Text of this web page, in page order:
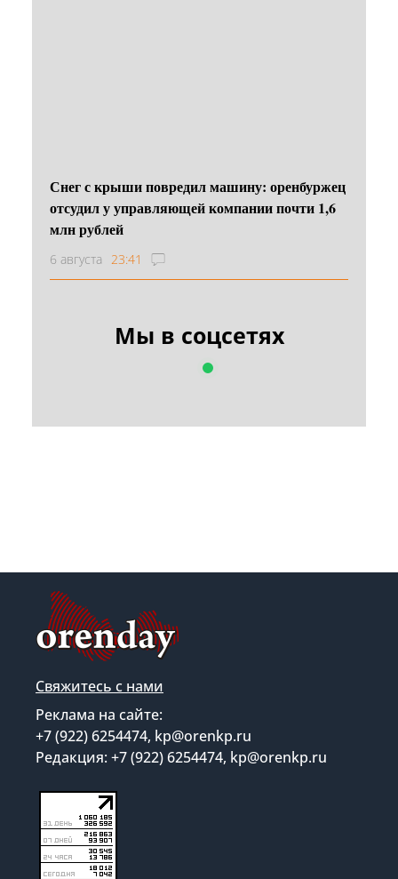
Снег с крыши повредил машину: оренбуржец
отсудил у управляющей компании почти 1,6
млн рублей
6 августа 23:41
Мы в соцсетях
Свяжитесь с нами
Реклама на сайте:
+7 (922) 6254474, kp@orenkp.ru
Редакция: +7 (922) 6254474, kp@orenkp.ru